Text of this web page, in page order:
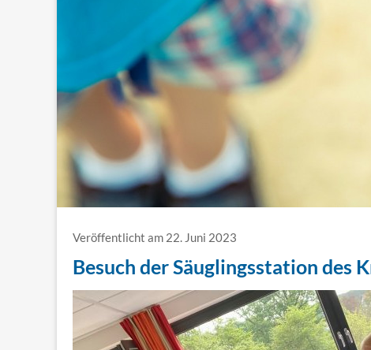
Veröffentlicht am 22. Juni 2023
Besuch der Säuglingsstation des